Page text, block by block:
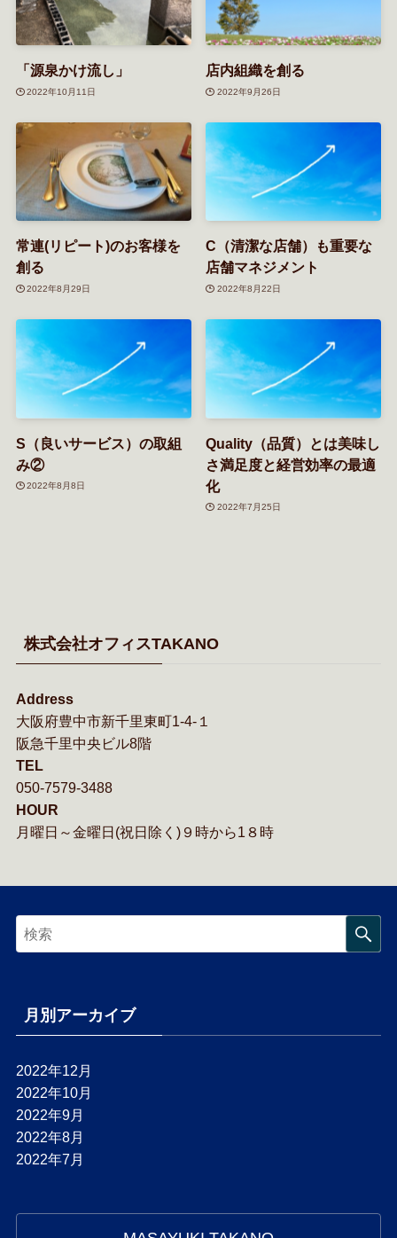
「源泉かけ流し」
2022年10月11日
店内組織を創る
2022年9月26日
常連(リピート)のお客様を
創る
2022年8月29日
C（清潔な店舗）も重要な
店舗マネジメント
2022年8月22日
S（良いサービス）の取組
み②
2022年8月8日
Quality（品質）とは美味し
さ満足度と経営効率の最適
化
2022年7月25日
株式会社オフィスTAKANO
Address
大阪府豊中市新千里東町1-4-１
阪急千里中央ビル8階
TEL
050-7579-3488
HOUR
月曜日～金曜日(祝日除く)９時から1８時
月別アーカイブ
2022年12月
2022年10月
2022年9月
2022年8月
2022年7月